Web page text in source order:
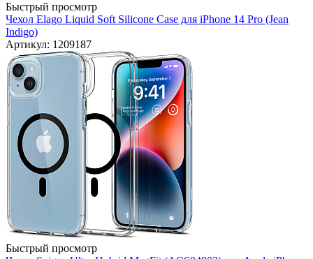
Быстрый просмотр
Чехол Elago Liquid Soft Silicone Case для iPhone 14 Pro (Jean
Indigo)
Артикул: 1209187
Быстрый просмотр